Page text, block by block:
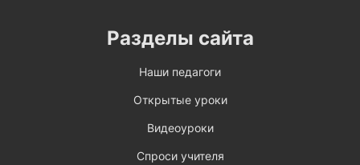
Разделы сайта
Наши педагоги
Открытые уроки
Видеоуроки
Спроси учителя